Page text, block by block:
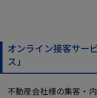
オンライン接客サー
ス」
不動産会社様の集客・